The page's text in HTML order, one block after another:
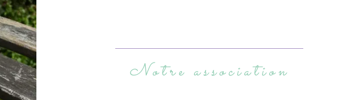
Notre association